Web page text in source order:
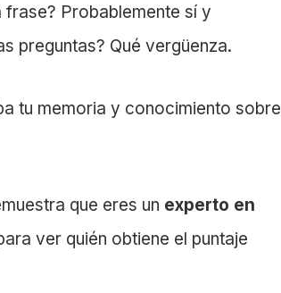
frase? Probablemente sí y
preguntas? Qué vergüenza.
tu memoria y conocimiento sobre
que eres un experto en
ver quién obtiene el puntaje